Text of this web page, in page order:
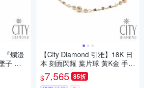
『爛漫
子 項
【City Diamond 引雅】18K 日
本 刻面閃耀 葉片球 黃K金 手鍊
(東京Yuki表參道系列)
$7,565 85折